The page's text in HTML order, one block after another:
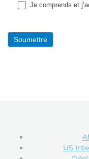
Je comprends et
Soumettre
US